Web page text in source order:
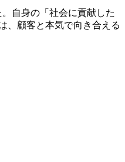
自身の「社会に貢献した
、顧客と本気で向き合える